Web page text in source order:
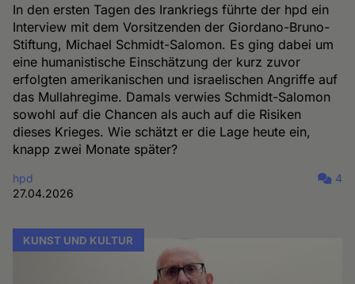
In den ersten Tagen des Irankriegs führte der hpd ein
Interview mit dem Vorsitzenden der Giordano-Bruno-
Stiftung, Michael Schmidt-Salomon. Es ging dabei um
eine humanistische Einschätzung der kurz zuvor
erfolgten amerikanischen und israelischen Angriffe auf
das Mullahregime. Damals verwies Schmidt-Salomon
sowohl auf die Chancen als auch auf die Risiken
dieses Krieges. Wie schätzt er die Lage heute ein,
knapp zwei Monate später?
hpd
27.04.2026
4
KUNST UND KULTUR